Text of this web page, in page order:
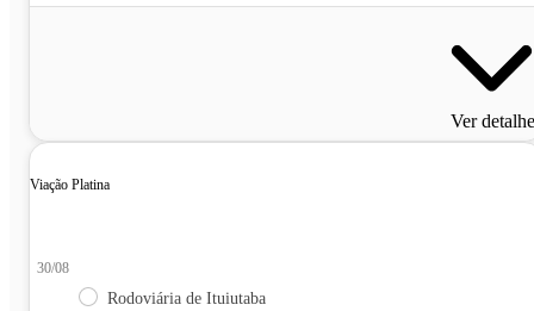
Ver
Viação Platina
30/08
Rodoviária de Ituiutaba